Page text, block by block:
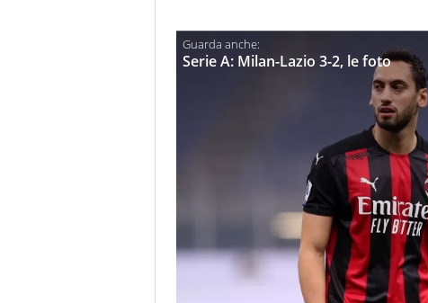
Serie A: Milan-Lazio 3-2, le foto